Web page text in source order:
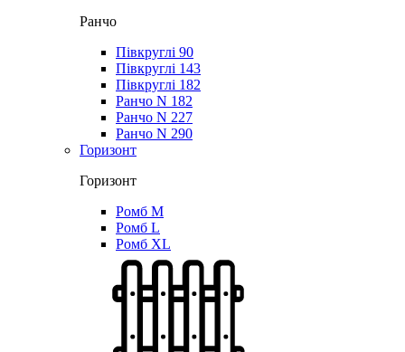
Ранчо
Півкруглі 90
Півкруглі 143
Півкруглі 182
Ранчо N 182
Ранчо N 227
Ранчо N 290
Горизонт
Горизонт
Ромб M
Ромб L
Ромб XL